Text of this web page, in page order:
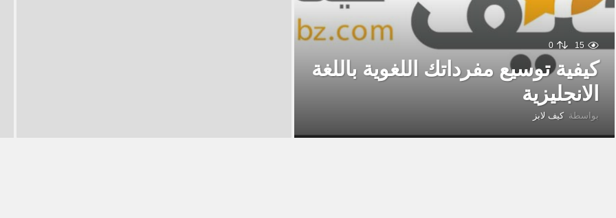
15
0
كيفية توسيع مفرداتك اللغوية باللغة
الانجليزية
بواسطة كيف لابز